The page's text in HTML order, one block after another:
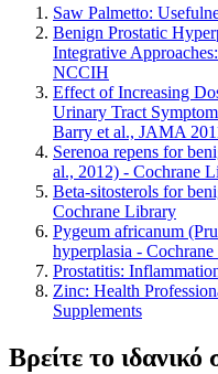
Saw Palmetto:
Benign Prostatic
Integrative
NCCIH
Effect of Increasing
Urinary Tract
Barry et al., JAMA
Serenoa repens for
al., 2012) - Cochrane
Beta-sitosterols for
Cochrane Library
Pygeum africanum
hyperplasia -
Prostatitis:
Zinc: Health
Supplements
Βρείτε το